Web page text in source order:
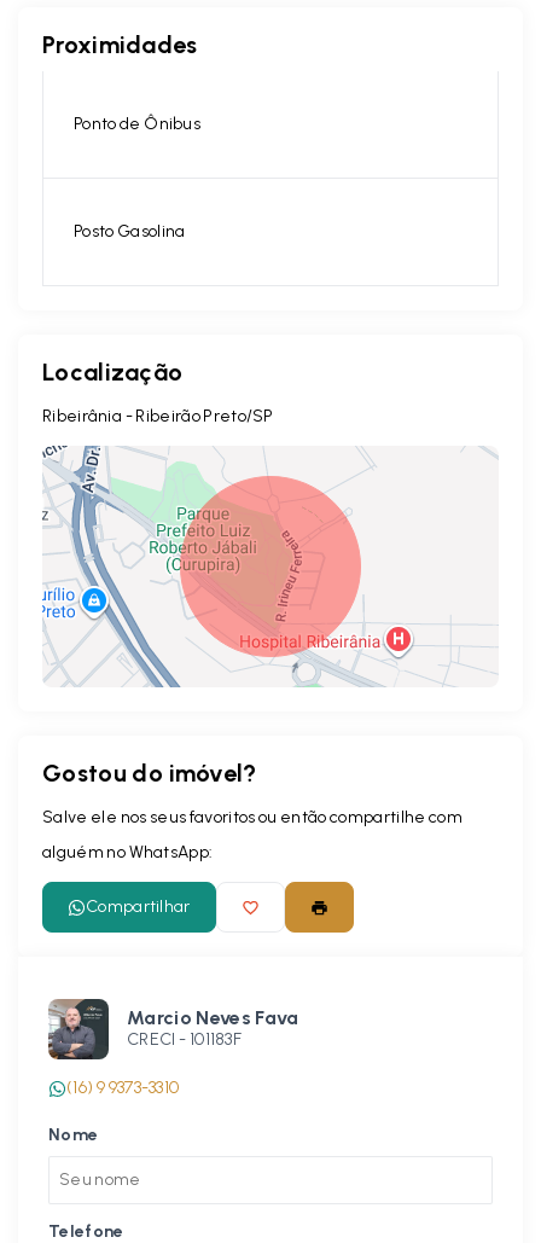
Proximidades
Ponto de Ônibus
Posto Gasolina
Localização
Ribeirânia - Ribeirão Preto/SP
Gostou do imóvel?
Salve ele nos seus favoritos ou então compartilhe com
alguém no WhatsApp:
Compartilhar
Marcio Neves Fava
CRECI - 101183F
(16) 9 9373-3310
Nome
Telefone